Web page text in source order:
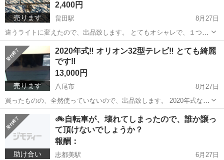
売ります
2,400円
畠田駅
8月27日
違うライトに変えたので、出品致します。 とてもオシャレで、１つ１
つが、好きな角度に調整出来ますので、スポットライトみたいに使え
ますよ。 宜しくお願い致しますね。
奈良 北葛城郡 畠田駅 照明器具 ライト
売ります
2020年式‼️ オリオン32型テレビ‼️ とても綺麗
です‼️
13,000円
八尾市
8月27日
買ったものの、全然使っていないので、出品致します。 2020年式なの
で、とても新しいです。 この位の大きさで良い方は、これから長く使
えますよ‼️ 宜しくお願い致しますね。
大阪 テレビ オリオン
助け合い
🚲自転車が、壊れてしまったので、誰か譲っ
て頂けないでしょうか？
報酬：
志都美駅
6月27日